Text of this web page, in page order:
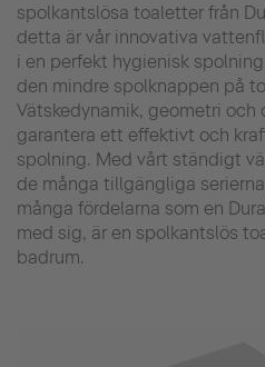
spolkantslösa toaletter från
detta är vår innovativa
i en perfekt hygienisk
den mindre spolknappen på
Vätskedynamik, geometri och
garantera ett effektivt och
spolning. Med vårt ständigt
de många tillgängliga
många fördelarna som en
med sig, är en spolkantslös
badrum.